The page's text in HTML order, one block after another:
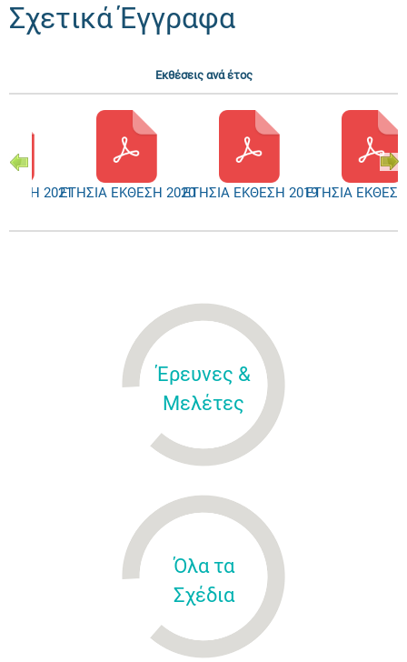
Σχετικά Έγγραφα
Εκθέσεις ανά έτος
2021ΕΤΗΣΙΑ ΕΚΘΕΣΗ 2020ΕΤΗΣΙΑ ΕΚΘΕΣΗ 2019ΕΤΗΣΙΑ
Έρευνες &
Μελέτες
Όλα τα
Σχέδια